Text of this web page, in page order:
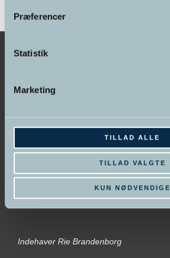
Præferencer
Statistik
Marketing
TILLAD ALLE
TILLAD VALGTE
KUN NØDVENDIGE
GRUNDLAGT I 1998
Psykoterapeut Akademiet
Indehaver Rie Brandenborg